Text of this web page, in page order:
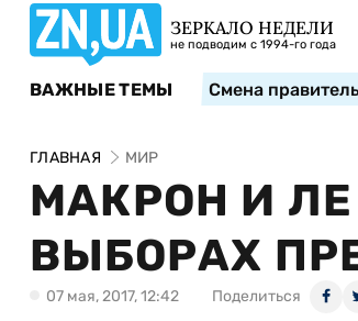
ЗЕРКАЛО НЕДЕЛИ
не подводим с 1994-го года
ВАЖНЫЕ ТЕМЫ Смена
ГЛАВНАЯ МИР
МАКРОН И
ВЫБОРАХ
07 мая, 2017, 12:42 Поделиться